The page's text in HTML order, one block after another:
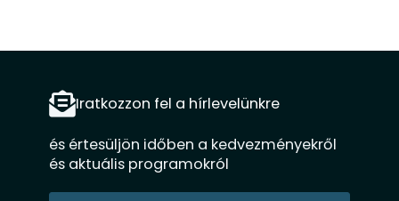
o r
m
e
Iratkozzon fel a hírlevelünkre
és értesüljön időben a kedvezményekről
és aktuális programokról